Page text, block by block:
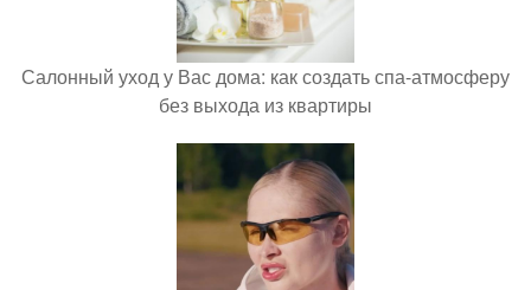
Салонный уход у Вас дома: как создать спа-атмосферу
без выхода из квартиры